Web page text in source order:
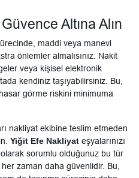
Altına Alın
maddi veya manevi
önlemler almalısınız. Nakit
veya kişisel elektronik
kendiniz taşıyabilirsiniz. Bu,
görme riskini minimuma
nakliyat ekibine teslim etmeden
Yiğit Efe Nakliyat eşyalarınızı
sorumlu olduğunuz bu tür
zaman daha güvenlidir. Bu,